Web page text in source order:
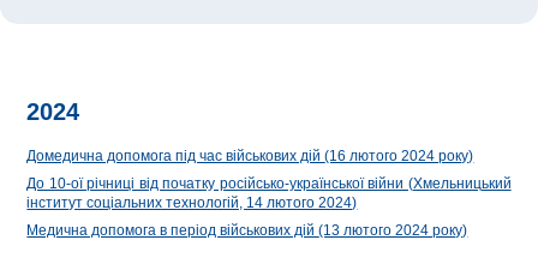
2024
Домедична допомога під час військових дій(16 лютого 2024 року)
До 10-ої річниці від початку російсько-української війни (Хмельницький
інститут соціальних технологій, 14 лютого 2024)
Медична допомога в період військових дій(13 лютого 2024 року)